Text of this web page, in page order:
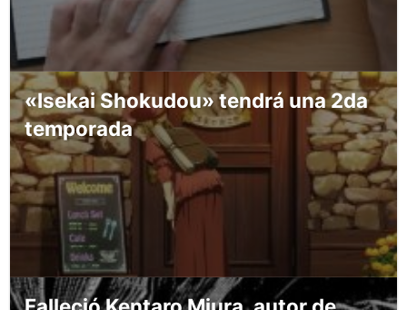
«Isekai Shokudou» tendrá una 2da
temporada